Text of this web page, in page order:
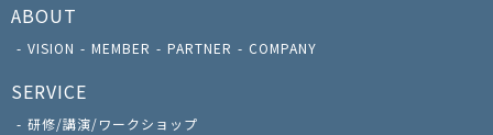
ABOUT
VISION MEMBER PARTNER COMPANY
SERVICE
研修/講演/ワークショップ